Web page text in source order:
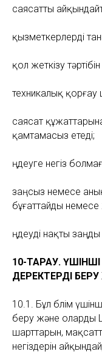
саясатты
қызметкерлерді
қол жеткізу
техникалық
саясат
қамтамасыз етеді;
өңдеуге негіз
заңсыз немесе анық
бұғаттайды
өңдеуді нақты
10-ТАРАУ.
ДЕРЕКТЕРДІ БЕРУ
10.1. Бұл бөлім
беру және оларды
шарттарын,
негіздерін